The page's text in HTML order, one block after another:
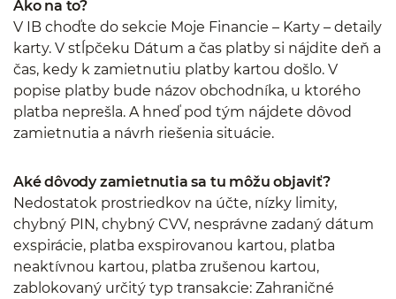
Ako na to?
V IB choďte do sekcie Moje Financie – Karty – detaily
karty. V stĺpčeku Dátum a čas platby si nájdite deň a
čas, kedy k zamietnutiu platby kartou došlo. V
popise platby bude názov obchodníka, u ktorého
platba neprešla. A hneď pod tým nájdete dôvod
zamietnutia a návrh riešenia situácie.
Aké dôvody zamietnutia sa tu môžu objaviť?
Nedostatok prostriedkov na účte, nízky limity,
chybný PIN, chybný CVV, nesprávne zadaný dátum
exspirácie, platba exspirovanou kartou, platba
neaktívnou kartou, platba zrušenou kartou,
zablokovaný určitý typ transakcie: Zahraničné